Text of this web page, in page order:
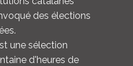
des élections
une sélection
d'heures de